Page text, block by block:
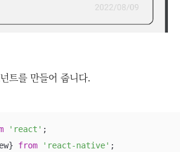
트를 만들어 줍니다.
'react'
from 'react-native'